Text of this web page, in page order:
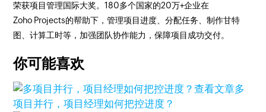
荣获项目管理国际大奖。180多个国家的20万+企业在
Zoho Projects的帮助下，管理项目进度、分配任务、制作甘特
图、计算工时等，加强团队协作能力，保障项目成功交付。
你可能喜欢
查看文章多
项目并行，项目经理如何把控进度？